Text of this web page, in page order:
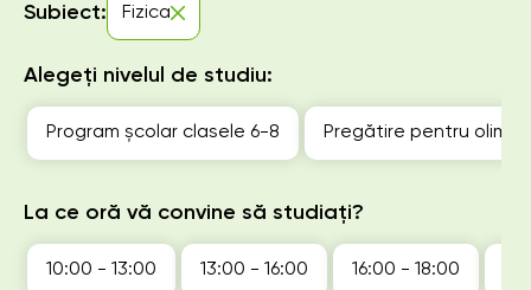
Subiect: Fizica
Alegeți nivelul de studiu:
Program școlar clasele 6-8 Pregătire pentru
La ce oră vă convine să studiați?
10:00 - 13:00 13:00 - 16:00 16:00 - 18:00